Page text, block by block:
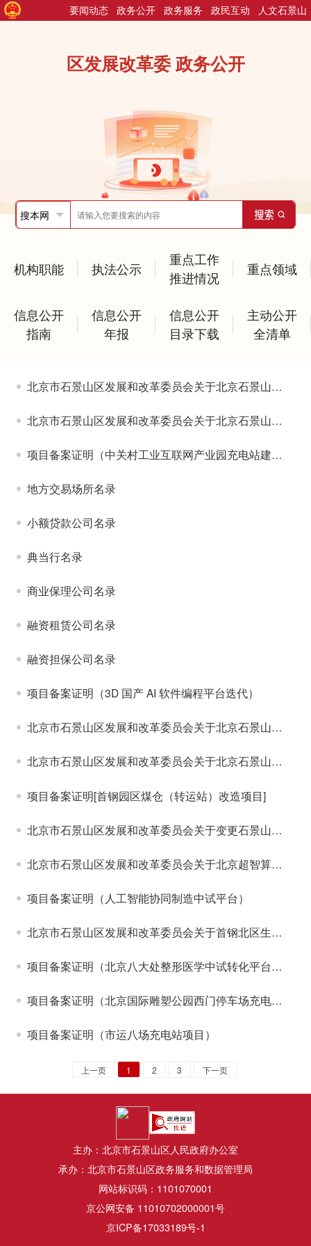
人文石景山
政民互动
政务服务
政务公开
要闻动态
区发展改革委 政务公开
机构职能 执法公示
重点工作
推进情况
重点领域
信息公开
指南
信息公开
年报
信息公开
目录下载
主动公开
全清单
北京市石景山区发展和改革委员会关于北京石景山西黄村1606-648等地块10千伏电力接入新建工程核准的批复
北京市石景山区发展和改革委员会关于北京石景山隆瑞三优新能源汽车科技有限公司（大1路公交充电站外电源）10千伏业扩配套工程核准的批复
项目备案证明（中关村工业互联网产业园充电站建设项目）
地方交易场所名录
小额贷款公司名录
典当行名录
商业保理公司名录
融资租赁公司名录
融资担保公司名录
项目备案证明（3D 国产 AI 软件编程平台迭代）
北京市石景山区发展和改革委员会关于北京石景山西黄村1606-640等地块10千伏电力接入新建工程核准的批复
北京市石景山区发展和改革委员会关于北京石景山广宁村棚户区改造项目10kV电力接入（二期）新建工程核准的批复
项目备案证明[首钢园区煤仓（转运站）改造项目]
北京市石景山区发展和改革委员会关于变更石景山区供排水管线更新改造一期项目建议书（代可行性研究报告）的批复
北京市石景山区发展和改革委员会关于北京超智算人工智能创新示范园外电源建设工程项目建议书（代可行性研究报告）的批复
项目备案证明（人工智能协同制造中试平台）
北京市石景山区发展和改革委员会关于首钢北区生活垃圾密闭式清洁站项目建议书（代可行性研究报告）延期的批复
项目备案证明（北京八大处整形医学中试转化平台建设项目）
项目备案证明（北京国际雕塑公园西门停车场充电站）
项目备案证明（市运八场充电站项目）
上一页 1 2 3 下一页
主办：北京市石景山区人民政府办公室
承办：北京市石景山区政务服务和数据管理局
网站标识码：1101070001
京公网安备 11010702000001号
京ICP备17033189号-1